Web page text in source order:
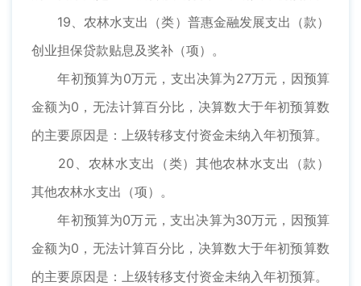
19、农林水支出（类）普惠金融发展支出（款）
创业担保贷款贴息及奖补（项）。
年初预算为0万元，支出决算为27万元，因预算
金额为0，无法计算百分比，决算数大于年初预算数
的主要原因是：上级转移支付资金未纳入年初预算。
20、农林水支出（类）其他农林水支出（款）
其他农林水支出（项）。
年初预算为0万元，支出决算为30万元，因预算
金额为0，无法计算百分比，决算数大于年初预算数
的主要原因是：上级转移支付资金未纳入年初预算。